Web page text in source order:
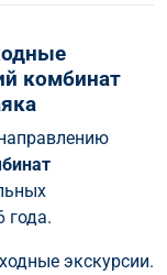
комбинат
года.
экскурсии.